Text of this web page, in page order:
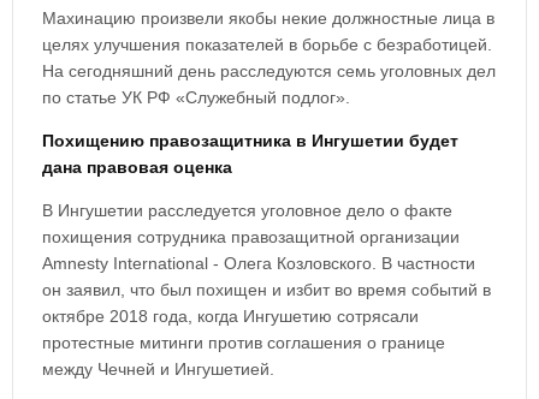
Махинацию произвели якобы некие должностные лица в
целях улучшения показателей в борьбе с безработицей.
На сегодняшний день расследуются семь уголовных дел
по статье УК РФ «Служебный подлог».
Похищению правозащитника в Ингушетии будет
дана правовая оценка
В Ингушетии расследуется уголовное дело о факте
похищения сотрудника правозащитной организации
Amnesty International - Олега Козловского. В частности
он заявил, что был похищен и избит во время событий в
октябре 2018 года, когда Ингушетию сотрясали
протестные митинги против соглашения о границе
между Чечней и Ингушетией.